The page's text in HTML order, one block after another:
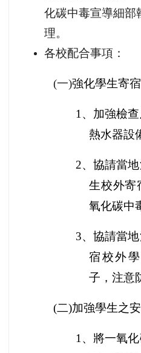
化碳中毒宣導細部
理。
各校配合事項：
(一)強化學生寄
1 、加強檢
熱水器設
2、協請當
生校外寄
氧化碳中
3、協請當
宿校外
子，注意
(二)加強學生之
1 、將一氧